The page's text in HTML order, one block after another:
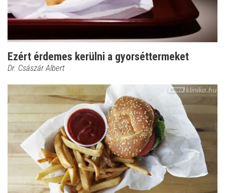
Ezért érdemes kerülni a gyorséttermeket
Dr. Császár Albert